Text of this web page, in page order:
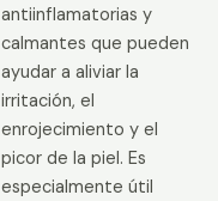
antiinflamatorias y
calmantes que pueden
ayudar a aliviar la
irritación, el
enrojecimiento y el
picor de la piel. Es
especialmente útil